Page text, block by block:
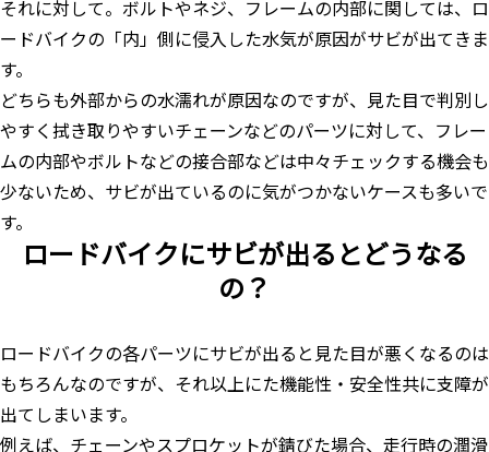
それに対して。ボルトやネジ、フレームの内部に関しては、ロ
ードバイクの「内」側に侵入した水気が原因がサビが出てきま
す。
どちらも外部からの水濡れが原因なのですが、見た目で判別し
やすく拭き取りやすいチェーンなどのパーツに対して、フレー
ムの内部やボルトなどの接合部などは中々チェックする機会も
少ないため、サビが出ているのに気がつかないケースも多いで
す。
ロードバイクにサビが出るとどうなる
の？
ロードバイクの各パーツにサビが出ると見た目が悪くなるのは
もちろんなのですが、それ以上にた機能性・安全性共に支障が
出てしまいます。
例えば、チェーンやスプロケットが錆びた場合、走行時の潤滑